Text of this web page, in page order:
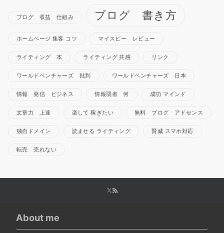
ブログ 収益 仕組み ブログ 書き方
ホームページ 集客 コツ マイスピー レビュー
ライティング 本 ライティング 共感 リンク
ワールドベンチャーズ 批判 ワールドベンチャーズ 日本
情報 発信 ビジネス 情報弱者 何 成功 マインド
文章力 上達 楽して 稼ぎたい 無料 ブログ アドセンス
独自ドメイン 読ませる ライティング 賢威 スマホ対応
転売 売れない
About me